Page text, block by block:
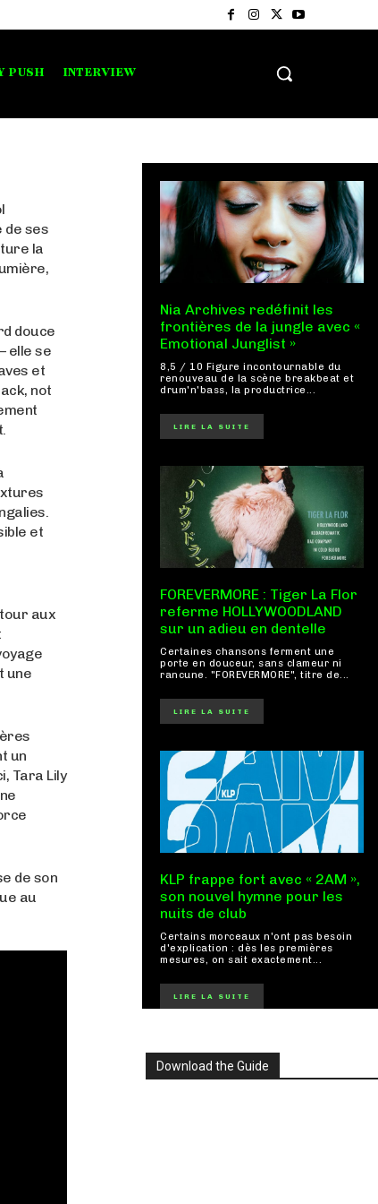
PUSH INTERVIEW
de ses
la
douce
elle se
et
not
et
aux
une
un
Tara Lily
de son
au
Nia Archives redéfinit les
frontières de la jungle avec «
Emotional Junglist »
8,5 / 10 Figure incontournable du
renouveau de la scène breakbeat et
drum'n'bass, la productrice...
LIRE LA SUITE
FOREVERMORE : Tiger La Flor
referme HOLLYWOODLAND
sur un adieu en dentelle
Certaines chansons ferment une
porte en douceur, sans clameur ni
rancune. "FOREVERMORE", titre de...
LIRE LA SUITE
KLP frappe fort avec « 2AM »,
son nouvel hymne pour les
nuits de club
Certains morceaux n'ont pas besoin
d'explication : dès les premières
mesures, on sait exactement...
LIRE LA SUITE
Download the Guide